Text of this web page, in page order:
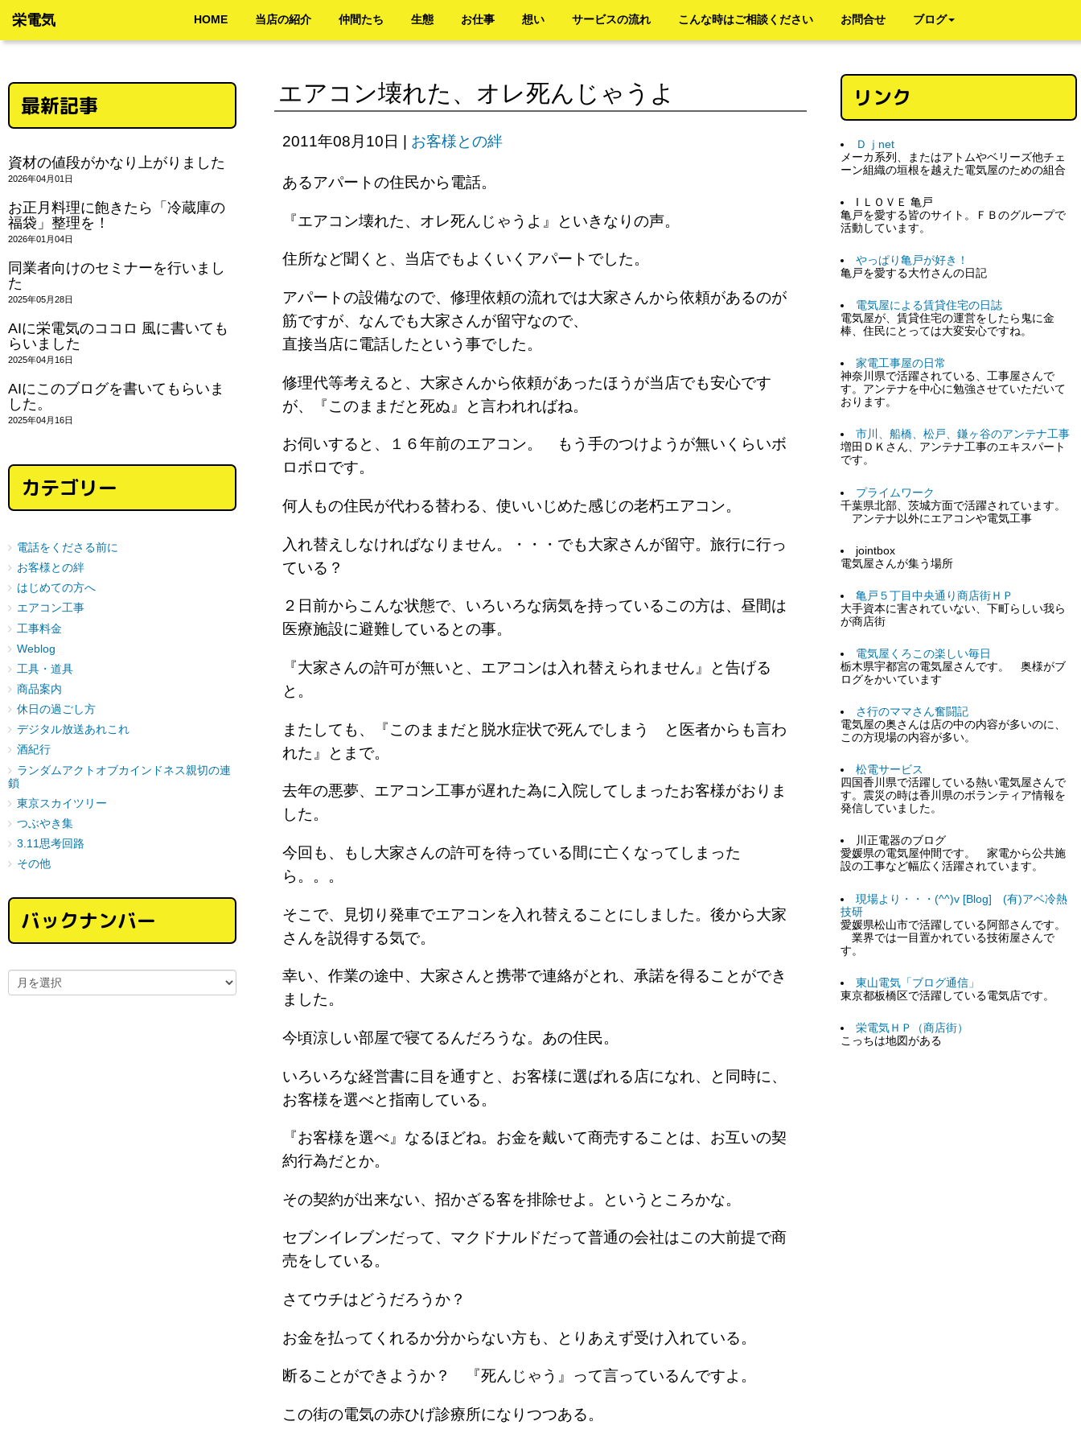
栄電気 HOME 当店の紹介 仲間たち 生態 お仕事 想い サービスの流れ こんな時はご相談ください お問合せ ブログ
エアコン壊れた、オレ死んじゃうよ
2011年08月10日 お客様との絆
あるアパートの住民から電話。
『エアコン壊れた、オレ死んじゃうよ』といきなりの声。
住所など聞くと、当店でもよくいくアパートでした。
アパートの設備なので、修理依頼の流れでは大家さんから依頼があるのが
筋ですが、なんでも大家さんが留守なので、
直接当店に電話したという事でした。
修理代等考えると、大家さんから依頼があったほうが当店でも安心です
が、『このままだと死ぬ』と言われればね。
お伺いすると、１６年前のエアコン。 もう手のつけようが無いくらいボ
ロボロです。
何人もの住民が代わる替わる、使いいじめた感じの老朽エアコン。
入れ替えしなければなりません。・・・でも大家さんが留守。旅行に行っ
ている？
２日前からこんな状態で、いろいろな病気を持っているこの方は、昼間は
医療施設に避難しているとの事。
『大家さんの許可が無いと、エアコンは入れ替えられません』と告げる
と。
またしても、『このままだと脱水症状で死んでしまう と医者からも言わ
れた』とまで。
去年の悪夢、エアコン工事が遅れた為に入院してしまったお客様がおりま
した。
今回も、もし大家さんの許可を待っている間に亡くなってしまった
ら。。。
そこで、見切り発車でエアコンを入れ替えることにしました。後から大家
さんを説得する気で。
幸い、作業の途中、大家さんと携帯で連絡がとれ、承諾を得ることができ
ました。
今頃涼しい部屋で寝てるんだろうな。あの住民。
いろいろな経営書に目を通すと、お客様に選ばれる店になれ、と同時に、
お客様を選べと指南している。
『お客様を選べ』なるほどね。お金を戴いて商売することは、お互いの契
約行為だとか。
その契約が出来ない、招かざる客を排除せよ。というところかな。
セブンイレブンだって、マクドナルドだって普通の会社はこの大前提で商
売をしている。
さてウチはどうだろうか？
お金を払ってくれるか分からない方も、とりあえず受け入れている。
断ることができようか？ 『死んじゃう』って言っているんですよ。
この街の電気の赤ひげ診療所になりつつある。
最新記事
資材の値段がかなり上がりました
2026年04月01日
お正月料理に飽きたら「冷蔵庫の
福袋」整理を！
2026年01月04日
同業者向けのセミナーを行いまし
た
2025年05月28日
AIに栄電気のココロ 風に書いても
らいました
2025年04月16日
AIにこのブログを書いてもらいま
した。
2025年04月16日
カテゴリー
電話をくださる前に
お客様との絆
はじめての方へ
エアコン工事
工事料金
Weblog
工具・道具
商品案内
休日の過ごし方
デジタル放送あれこれ
酒紀行
ランダムアクトオブカインドネス親切の連
鎖
東京スカイツリー
つぶやき集
3.11思考回路
その他
バックナンバー
リンク
Ｄｊnet
メーカ系列、またはアトムやベリーズ他チェ
ーン組織の垣根を越えた電気屋のための組合
I ＬＯＶＥ 亀戸
亀戸を愛する皆のサイト。ＦＢのグループで
活動しています。
やっぱり亀戸が好き！
亀戸を愛する大竹さんの日記
電気屋による賃貸住宅の日誌
電気屋が、賃貸住宅の運営をしたら鬼に金
棒、住民にとっては大変安心ですね。
家電工事屋の日常
神奈川県で活躍されている、工事屋さんで
す。アンテナを中心に勉強させていただいて
おります。
市川、船橋、松戸、鎌ヶ谷のアンテナ工事
増田ＤＫさん、アンテナ工事のエキスパート
です。
プライムワーク
千葉県北部、茨城方面で活躍されています。
アンテナ以外にエアコンや電気工事
jointbox
電気屋さんが集う場所
亀戸５丁目中央通り商店街ＨＰ
大手資本に害されていない、下町らしい我ら
が商店街
電気屋くろこの楽しい毎日
栃木県宇都宮の電気屋さんです。 奥様がブ
ログをかいています
さ行のママさん奮闘記
電気屋の奥さんは店の中の内容が多いのに、
この方現場の内容が多い。
松電サービス
四国香川県で活躍している熱い電気屋さんで
す。震災の時は香川県のボランティア情報を
発信していました。
川正電器のブログ
愛媛県の電気屋仲間です。 家電から公共施
設の工事など幅広く活躍されています。
現場より・・・(^^)v [Blog] (有)アベ冷熱
技研
愛媛県松山市で活躍している阿部さんです。
業界では一目置かれている技術屋さんで
す。
東山電気「ブログ通信」
東京都板橋区で活躍している電気店です。
栄電気ＨＰ（商店街）
こっちは地図がある